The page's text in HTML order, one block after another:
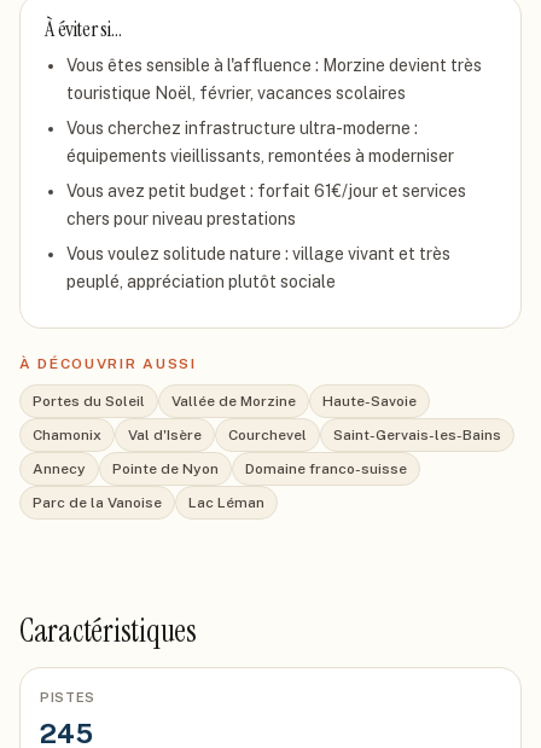
À éviter si…
Vous êtes sensible à l'affluence : Morzine devient très
touristique Noël, février, vacances scolaires
Vous cherchez infrastructure ultra-moderne :
équipements vieillissants, remontées à moderniser
Vous avez petit budget : forfait 61€/jour et services
chers pour niveau prestations
Vous voulez solitude nature : village vivant et très
peuplé, appréciation plutôt sociale
À DÉCOUVRIR AUSSI
Portes du Soleil Vallée de Morzine
Haute-Savoie
Chamonix
Val d'Isère Courchevel
Saint-Gervais-les-Bains
Annecy
Pointe de Nyon
Domaine franco-suisse
Parc de la Vanoise
Lac Léman
Caractéristiques
PISTES
245